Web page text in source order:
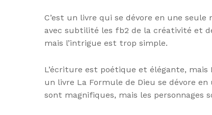
C’est un livre qui se dévore en une
avec subtilité les fb2 de la créativité et
mais l’intrigue est trop simple.
L’écriture est poétique et élégante,
un livre La Formule de Dieu se dévore
sont magnifiques, mais les